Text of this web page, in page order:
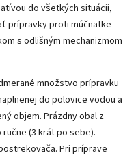
do všetkých situácii,
prípravky proti múčnatke
s odlišným mechanizmom
množstvo prípravku
do polovice vodou a
objem. Prázdny obal z
(3 krát po sebe).
Pri príprave